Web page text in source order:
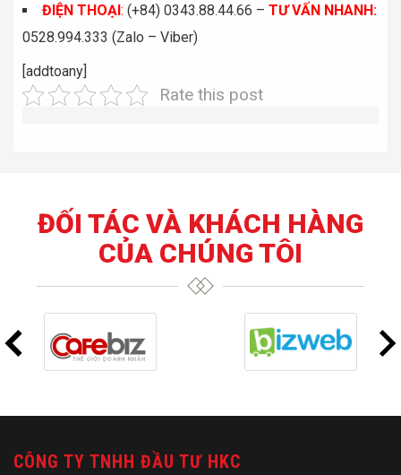
ĐIỆN THOẠI: (+84) 0343.88.44.66 – TƯ VẤN NHANH:
0528.994.333 (Zalo – Viber)
[addtoany]
Rate this post
ĐỐI TÁC VÀ KHÁCH HÀNG
CỦA CHÚNG TÔI
CÔNG TY TNHH ĐẦU TƯ HKC